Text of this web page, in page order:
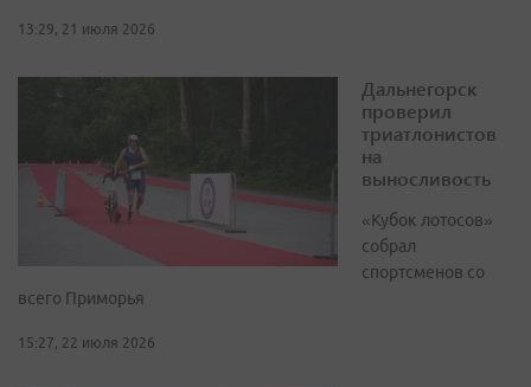
13:29, 21 июля 2026
Дальнегорск
проверил
триатлонистов
на
выносливость
«Кубок лотосов»
собрал
спортсменов со
всего Приморья
15:27, 22 июля 2026